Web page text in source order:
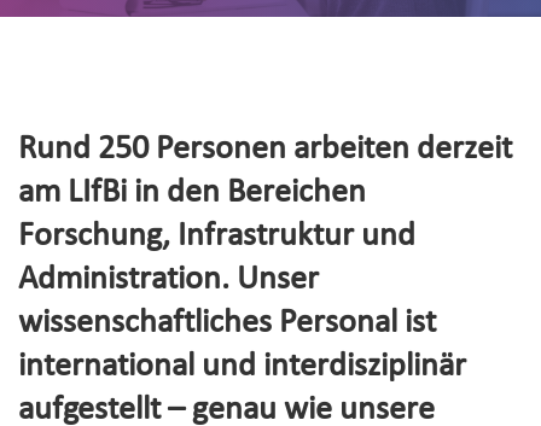
Rund 250 Personen arbeiten derzeit
am LIfBi in den Bereichen
Forschung, Infrastruktur und
Administration. Unser
wissenschaftliches Personal ist
international und interdisziplinär
aufgestellt – genau wie unsere